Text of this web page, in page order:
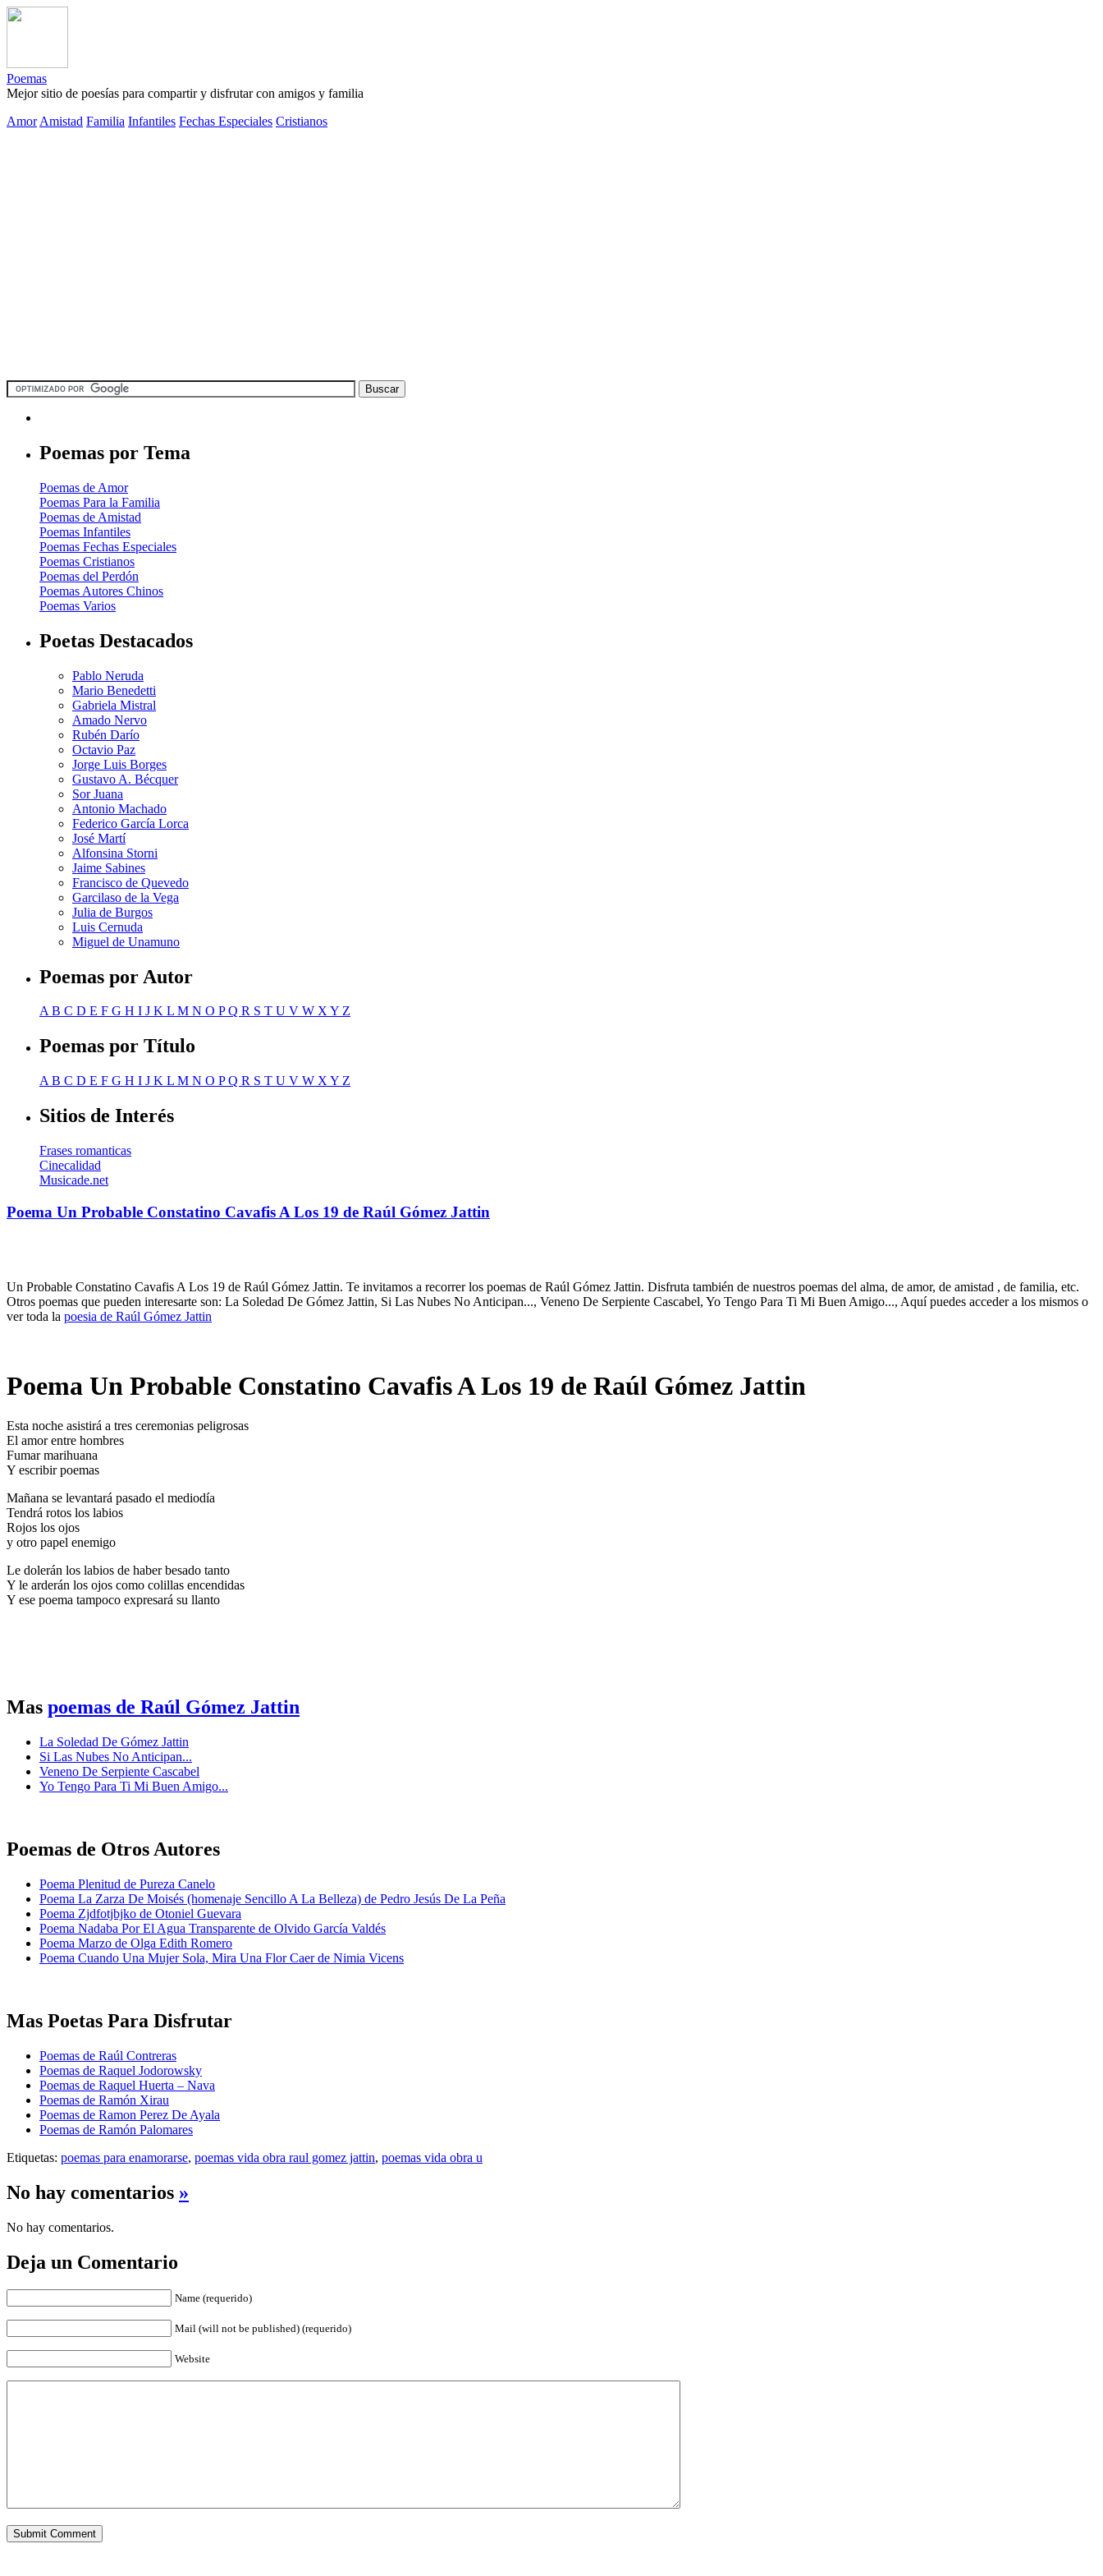
Poemas
Mejor sitio de poesías para compartir y disfrutar con amigos y familia
Amor Amistad Familia Infantiles Fechas Especiales Cristianos
Poemas por Tema
Poemas de Amor
Poemas Para la Familia
Poemas de Amistad
Poemas Infantiles
Poemas Fechas Especiales
Poemas Cristianos
Poemas del Perdón
Poemas Autores Chinos
Poemas Varios
Poetas Destacados
Pablo Neruda
Mario Benedetti
Gabriela Mistral
Amado Nervo
Rubén Darío
Octavio Paz
Jorge Luis Borges
Gustavo A. Bécquer
Sor Juana
Antonio Machado
Federico García Lorca
José Martí
Alfonsina Storni
Jaime Sabines
Francisco de Quevedo
Garcilaso de la Vega
Julia de Burgos
Luis Cernuda
Miguel de Unamuno
Poemas por Autor
AB C D E F G H I J K L M N O PQ R S T U V W XY Z
Poemas por Título
A B C D E F G H I J K L M N O PQ R S T U V W X Y Z
Sitios de Interés
Frases romanticas
Cinecalidad
Musicade.net
Poema Un Probable Constatino Cavafis A Los 19 de Raúl Gómez Jattin
Un Probable Constatino Cavafis A Los 19 de Raúl Gómez Jattin. Te invitamos a recorrer los poemas de Raúl Gómez Jattin. Disfruta también de nuestros poemas del alma, de amor, de amistad , de familia, etc.
Otros poemas que pueden interesarte son: La Soledad De Gómez Jattin, Si Las Nubes No Anticipan..., Veneno De Serpiente Cascabel, Yo Tengo Para Ti Mi Buen Amigo..., Aquí puedes acceder a los mismos o
ver toda la poesia de Raúl Gómez Jattin
Poema Un Probable Constatino Cavafis A Los 19 de Raúl Gómez Jattin
Esta noche asistirá a tres ceremonias peligrosas
El amor entre hombres
Fumar marihuana
Y escribir poemas
Mañana se levantará pasado el mediodía
Tendrá rotos los labios
Rojos los ojos
y otro papel enemigo
Le dolerán los labios de haber besado tanto
Y le arderán los ojos como colillas encendidas
Y ese poema tampoco expresará su llanto
Mas poemas de Raúl Gómez Jattin
La Soledad De Gómez Jattin
Si Las Nubes No Anticipan...
Veneno De Serpiente Cascabel
Yo Tengo Para Ti Mi Buen Amigo...
Poemas de Otros Autores
Poema Plenitud de Pureza Canelo
Poema La Zarza De Moisés (homenaje Sencillo A La Belleza) de Pedro Jesús De La Peña
Poema Zjdfotjbjko de Otoniel Guevara
Poema Nadaba Por El Agua Transparente de Olvido García Valdés
Poema Marzo de Olga Edith Romero
Poema Cuando Una Mujer Sola, Mira Una Flor Caer de Nimia Vicens
Mas Poetas Para Disfrutar
Poemas de Raúl Contreras
Poemas de Raquel Jodorowsky
Poemas de Raquel Huerta – Nava
Poemas de Ramón Xirau
Poemas de Ramon Perez De Ayala
Poemas de Ramón Palomares
Etiquetas: poemas para enamorarse, poemas vida obra raul gomez jattin, poemas vida obra u
No hay comentarios »
No hay comentarios.
Deja un Comentario
Name (requerido)
Mail (will not be published) (requerido)
Website